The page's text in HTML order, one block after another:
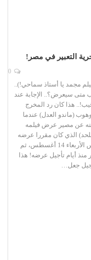
التعبير في مصر!
مجمد يا أستاذ سماحي!)..
متى سيعرض؟.. الإجابة عند
هذا كان رد المخرج
(ماندو العدل) عندما
عن مصير عرض فيلمه
الذي كان مقررا عرضه
أمس الأربعاء 14 أغسطس، ثم
منذ أيام تأجيل عرضه! هذا
جعل…